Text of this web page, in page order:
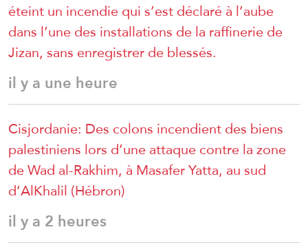
éteint un incendie qui s’est déclaré à l’aube
dans l’une des installations de la raffinerie de
Jizan, sans enregistrer de blessés.
il y a une heure
Cisjordanie: Des colons incendient des biens
palestiniens lors d’une attaque contre la zone
de Wad al-Rakhim, à Masafer Yatta, au sud
d’AlKhalil (Hébron)
il y a 2 heures